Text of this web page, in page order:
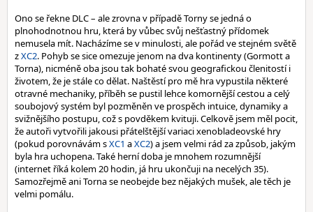
Ono se řekne DLC – ale zrovna v případě Torny se jedná o
plnohodnotnou hru, která by vůbec svůj nešťastný přídomek
nemusela mít. Nacházíme se v minulosti, ale pořád ve stejném světě
zXC2. Pohyb se sice omezuje jenom na dva kontinenty (Gormott a
Torna), nicméně oba jsou tak bohaté svou geografickou členitostí i
životem, že je stále co dělat. Naštěstí pro mě hra vypustila některé
otravné mechaniky, příběh se pustil lehce komornější cestou a celý
soubojový systém byl pozměněn ve prospěch intuice, dynamiky a
svižnějšího postupu, což s povděkem kvituji. Celkově jsem měl pocit,
že autoři vytvořili jakousi přátelštější variaci xenobladeovské hry
(pokud porovnávám sXC1 aXC2) a jsem velmi rád za způsob, jakým
byla hra uchopena. Také herní doba je mnohem rozumnější
(internet říká kolem 20 hodin, já hru ukončuji na necelých 35).
Samozřejmě ani Torna se neobejde bez nějakých mušek, ale těch je
velmi pomálu.